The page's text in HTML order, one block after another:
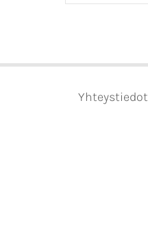
Yhteystiedot